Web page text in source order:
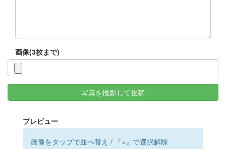
画像(3枚まで)
写真を撮影して投稿
プレビュー
画像をタップで並べ替え / 『×』で選択解除